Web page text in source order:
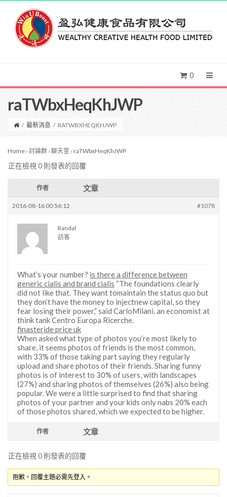
0
raTWbxHeqKhJWP
/ 最新消息 / RATWBXHEQKHJWP
Home › 討論群 › 聊天室 › raTWbxHeqKhJWP
正在檢視 0 則發表的回覆
作者 文章
2016-08-16 00:56:12 #1078
Randal
訪客
What’s your number? is there a difference between
generic cialis and brand cialis “The foundations clearly
did not like that. They want tomaintain the status quo but
they don’t have the money to injectnew capital, so they
fear losing their power,” said CarloMilani, an economist at
think tank Centro Europa Ricerche.
finasteride price uk
When asked what type of photos you’re most likely to
share, it seems photos of friends is the most common,
with 33% of those taking part saying they regularly
upload and share photos of their friends. Sharing funny
photos is of interest to 30% of users, with landscapes
(27%) and sharing photos of themselves (26%) also being
popular. We were a little surprised to find that sharing
photos of your partner and your kids only nabs 20% each
of those photos shared, which we expected to be higher.
作者 文章
正在檢視 0 則發表的回覆
抱歉，回覆主題必需先登入。